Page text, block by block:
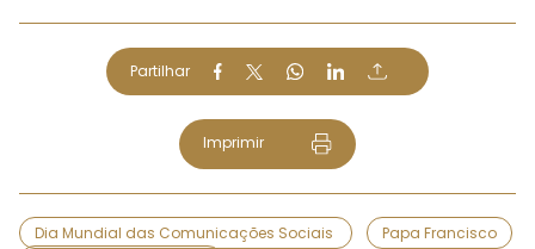
Partilhar
Imprimir
Dia Mundial das Comunicações Sociais
Papa Francisco